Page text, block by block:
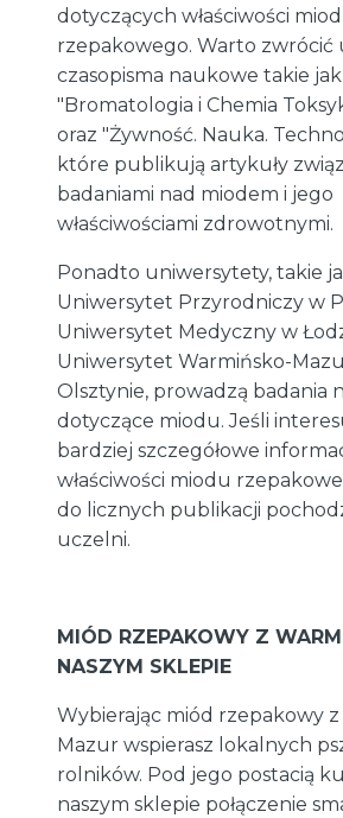
dotyczących właściwości
rzepakowego. Warto zwrócić
czasopisma naukowe takie jak
"Bromatologia i Chemia
oraz "Żywność. Nauka.
które publikują artykuły
badaniami nad miodem i jego
właściwościami zdrowotnymi.
Ponadto uniwersytety, takie
Uniwersytet Przyrodniczy w
Uniwersytet Medyczny w
Uniwersytet Warmińsko-
Olsztynie, prowadzą badania
dotyczące miodu. Jeśli
bardziej szczegółowe
właściwości miodu
do licznych publikacji
uczelni.
MIÓD RZEPAKOWY Z
NASZYM SKLEPIE
Wybierając miód rzepakowy z
Mazur wspierasz lokalnych
rolników. Pod jego postacią
naszym sklepie połączenie